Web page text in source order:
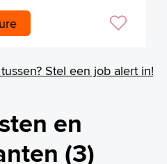
Stel een job alert in!
en
(3)